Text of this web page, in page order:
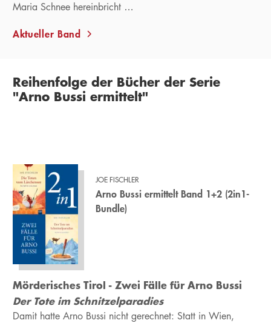
Maria Schnee hereinbricht …
Aktueller Band
Reihenfolge der Bücher der Serie
"Arno Bussi ermittelt"
JOE FISCHLER
Arno Bussi ermittelt Band 1+2 (2in1-
Bundle)
Mörderisches Tirol - Zwei Fälle für Arno Bussi
Der Tote im Schnitzelparadies
Damit hatte Arno Bussi nicht gerechnet: Statt in Wien,